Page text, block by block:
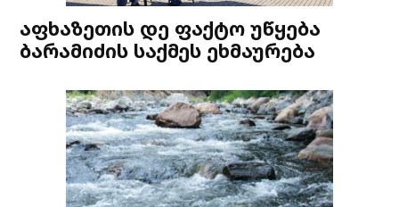
აფხაზეთის დე ფაქტო უწყება
ბარამიძის საქმეს ეხმაურება